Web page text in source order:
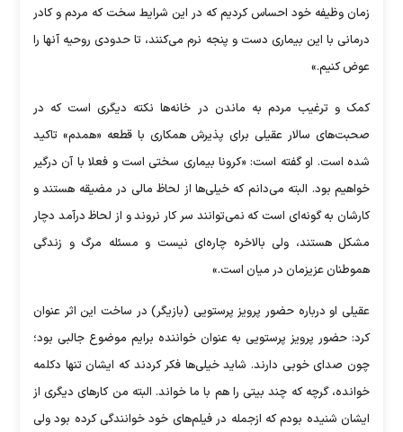
زمان وظیفه خود احساس کردیم که در این شرایط سخت که مردم و کادر
درمانی با این بیماری دست و پنجه نرم می‌کنند، تا حدودی روحیه آنها را
عوض کنیم.»
کمک و ترغیب مردم به ماندن در خانه‌ها نکته دیگری است که در
صحبت‌های سالار عقیلی برای پذیرش همکاری با قطعه «همدم» تاکید
شده است. او گفته است: «کرونا بیماری سختی است و فعلا با آن درگیر
خواهیم بود. البته می‌دانم که خیلی‌ها از لحاظ مالی در مضیقه هستند و
کارشان به گونه‌ای است که نمی‌توانند سر کار نروند و از لحاظ درآمد دچار
مشکل هستند، ولی بالاخره چاره‌ای نیست و مسئله مرگ و زندگی
هموطنان عزیزمان در میان است.»
عقیلی او درباره حضور پرویز پرستویی (بازیگر) در ساخت این اثر عنوان
کرد: حضور پرویز پرستویی به عنوان خواننده برایم موضوع جالبی بود؛
چون صدای خوبی دارند. شاید خیلی‌ها فکر کردند که ایشان تنها دکلمه
خوانده، گرچه که چند بیتی را هم با ما خواند. البته من کارهای دیگری از
ایشان شنیده بودم که ازجمله در فیلم‌های خود خوانندگی کرده بود ولی